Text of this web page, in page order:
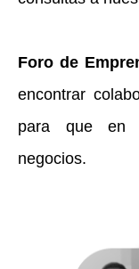
Foro de
encontrar
para que en
negocios.